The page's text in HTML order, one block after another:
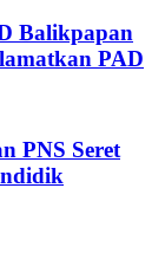
Balikpapan
PAD
PNS Seret